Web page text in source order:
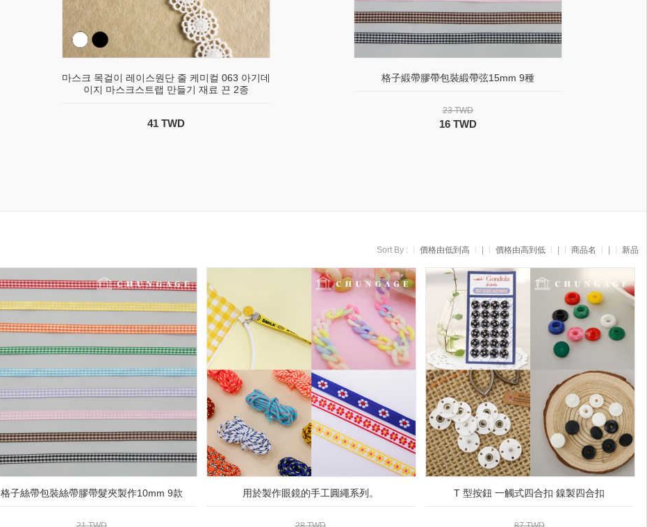
마스크 목걸이 레이스원단 줄 케미컬 063 아기데
이지 마스크스트랩 만들기 재료 끈 2종
41 TWD
格子緞帶膠帶包裝緞帶弦15mm 9種
23 TWD
16 TWD
Sort By : 價格由低到高 價格由高到低 商品名 新品
格子絲帶包裝絲帶膠帶髮夾製作10mm 9款 用於製作眼鏡的手工圓繩系列。 T 型按鈕 一觸式四合扣 鎳製四合扣